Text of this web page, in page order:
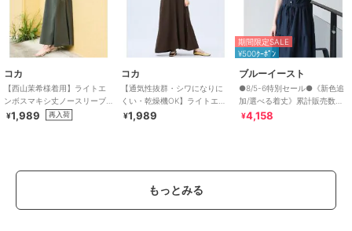
コカ
【西山茉希様着用】ライトエ
ンボスマキシ丈ノースリーブ
ワンピース 全4色 / シワになり
¥1,989 再入荷
コカ
【通気性抜群・シワになりに
くい・乾燥機OK】ライトエン
ボスマキシロールアップワン
¥1,989
期間限定SALE
¥500ｸｰﾎﾟﾝ
ブルーイースト
●8/5-6特別セール●《新色追
加/選べる着丈》累計販売数
70000枚突破！アソート柄ワ
¥4,158
もっとみる